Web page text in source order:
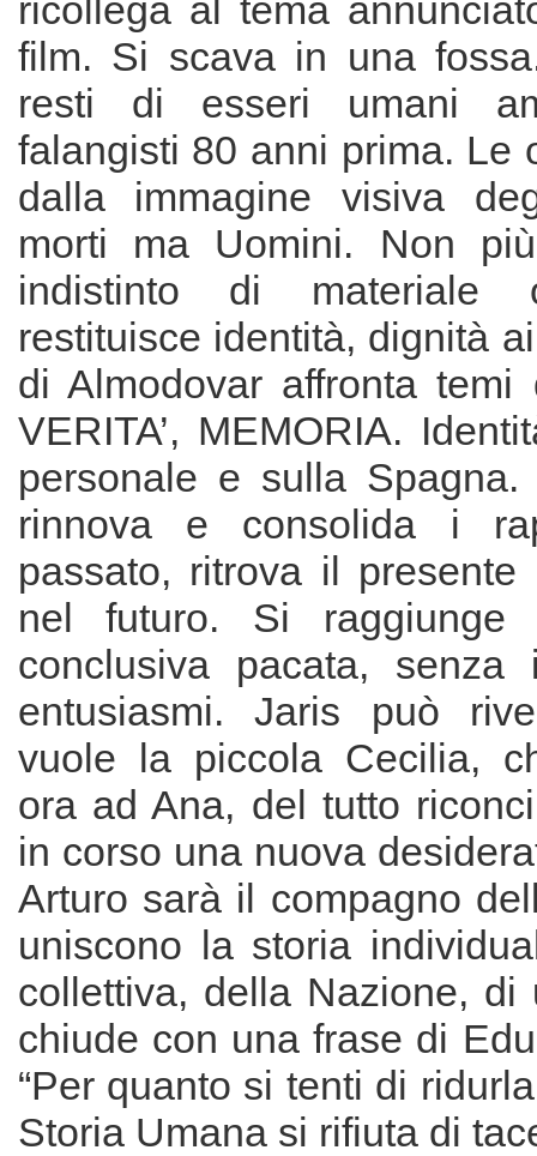
ricollega al tema
film. Si scava in una
resti di esseri umani
falangisti 80 anni prima. Le
dalla immagine visiva
morti ma Uomini. Non
indistinto di materiale
restituisce identità, dignità
di Almodovar affronta temi
VERITA’, MEMORIA.
personale e sulla Spagna.
rinnova e consolida i
passato, ritrova il
nel futuro. Si raggiunge
conclusiva pacata, senza
entusiasmi. Jaris può
vuole la piccola Cecilia,
ora ad Ana, del tutto
in corso una nuova
Arturo sarà il compagno
uniscono la storia
collettiva, della Nazione, di
chiude con una frase di
“Per quanto si tenti di
Storia Umana si rifiuta di